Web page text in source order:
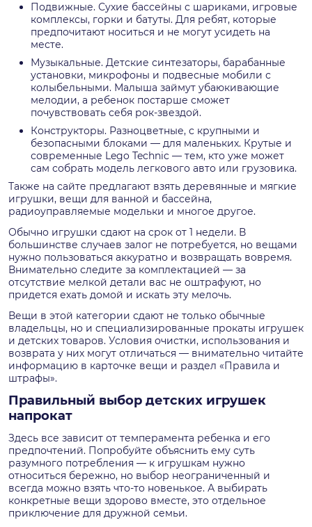
Подвижные. Сухие бассейны с шариками, игровые
комплексы, горки и батуты. Для ребят, которые
предпочитают носиться и не могут усидеть на
месте.
Музыкальные. Детские синтезаторы, барабанные
установки, микрофоны и подвесные мобили с
колыбельными. Малыша займут убаюкивающие
мелодии, а ребенок постарше сможет
почувствовать себя рок-звездой.
Конструкторы. Разноцветные, с крупными и
безопасными блоками — для маленьких. Крутые и
современные Lego Technic — тем, кто уже может
сам собрать модель легкового авто или грузовика.
Также на сайте предлагают взять деревянные и мягкие
игрушки, вещи для ванной и бассейна,
радиоуправляемые модельки и многое другое.
Обычно игрушки сдают на срок от 1 недели. В
большинстве случаев залог не потребуется, но вещами
нужно пользоваться аккуратно и возвращать вовремя.
Внимательно следите за комплектацией — за
отсутствие мелкой детали вас не оштрафуют, но
придется ехать домой и искать эту мелочь.
Вещи в этой категории сдают не только обычные
владельцы, но и специализированные прокаты игрушек
и детских товаров. Условия очистки, использования и
возврата у них могут отличаться — внимательно читайте
информацию в карточке вещи и раздел «Правила и
штрафы».
Правильный выбор детских игрушек
напрокат
Здесь все зависит от темперамента ребенка и его
предпочтений. Попробуйте объяснить ему суть
разумного потребления — к игрушкам нужно
относиться бережно, но выбор неограниченный и
всегда можно взять что-то новенькое. А выбирать
конкретные вещи здорово вместе, это отдельное
приключение для дружной семьи.